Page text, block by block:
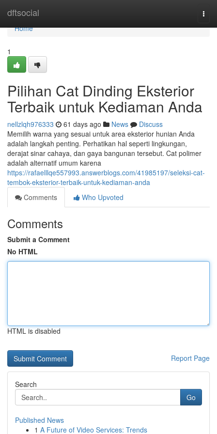
dftsocial
Home
Home
1
Pilihan Cat Dinding Eksterior
Terbaik untuk Kediaman Anda
nellzlqh976333 61 days ago News
Discuss
Memilih warna yang sesuai untuk area eksterior hunian Anda
adalah langkah penting. Perhatikan hal seperti lingkungan,
derajat sinar cahaya, dan gaya bangunan tersebut. Cat polimer
adalah alternatif umum karena
https://rafaelllqe557993.answerblogs.com/41985197/seleksi-cat-
tembok-eksterior-terbaik-untuk-kediaman-anda
Comments
Who Upvoted
Comments
Submit a Comment
No HTML
HTML is disabled
Report Page
Search
Go
Published News
1 A Future of Video Services: Trends